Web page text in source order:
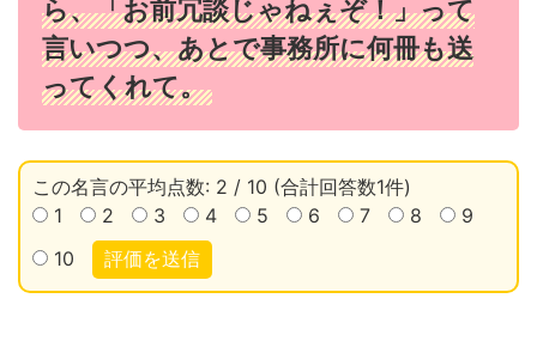
ら、「お前冗談じゃねぇぞ！」って
言いつつ、あとで事務所に何冊も送
ってくれて。
この名言の平均点数: 2 / 10 (合計回答数1件)
1
2 3 4 5 6 7 8
9
10
評価を送信